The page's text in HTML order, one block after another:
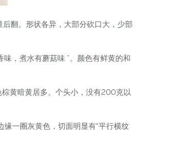
翻。形状各异，大部分砍口大，少部
，煮水有蘑菇味 ”。颜色有鲜黄的和
黄暗黄居多。个头小，没有200克以
一圈灰黄色，切面明显有“平行横纹